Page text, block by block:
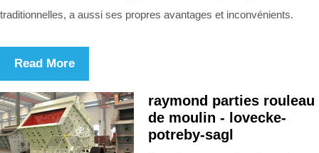
traditionnelles, a aussi ses propres avantages et inconvénients.
Read More
raymond parties rouleau
de moulin - lovecke-
potreby-sagl